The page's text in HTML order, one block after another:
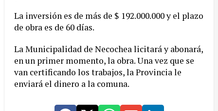
La inversión es de más de $ 192.000.000 y el plazo
de obra es de 60 días.
La Municipalidad de Necochea licitará y abonará,
en un primer momento, la obra. Una vez que se
van certificando los trabajos, la Provincia le
enviará el dinero a la comuna.